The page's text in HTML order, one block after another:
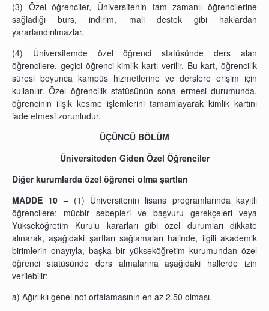
(3) Özel öğrenciler, Üniversitenin tam zamanlı öğrencilerine
sağladığı burs, indirim, mali destek gibi haklardan
yararlandırılmazlar.
(4) Üniversitemde özel öğrenci statüsünde ders alan
öğrencilere, geçici öğrenci kimlik kartı verilir. Bu kart, öğrencilik
süresi boyunca kampüs hizmetlerine ve derslere erişim için
kullanılır. Özel öğrencilik statüsünün sona ermesi durumunda,
öğrencinin ilişik kesme işlemlerini tamamlayarak kimlik kartını
iade etmesi zorunludur.
ÜÇÜNCÜ BÖLÜM
Üniversiteden Giden Özel Öğrenciler
Diğer kurumlarda özel öğrenci olma şartları
MADDE 10 – (1) Üniversitenin lisans programlarında kayıtlı
öğrencilere; mücbir sebepleri ve başvuru gerekçeleri veya
Yükseköğretim Kurulu kararları gibi özel durumları dikkate
alınarak, aşağıdaki şartları sağlamaları halinde, ilgili akademik
birimlerin onayıyla, başka bir yükseköğretim kurumundan özel
öğrenci statüsünde ders almalarına aşağıdaki hallerde izin
verilebilir:
a) Ağırlıklı genel not ortalamasının en az 2.50 olması,